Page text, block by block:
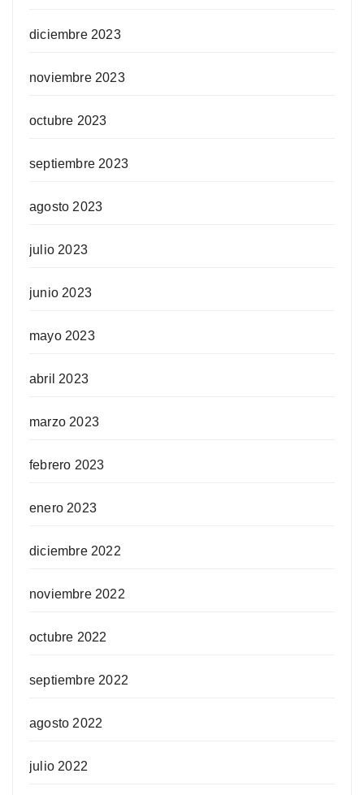
diciembre 2023
noviembre 2023
octubre 2023
septiembre 2023
agosto 2023
julio 2023
junio 2023
mayo 2023
abril 2023
marzo 2023
febrero 2023
enero 2023
diciembre 2022
noviembre 2022
octubre 2022
septiembre 2022
agosto 2022
julio 2022